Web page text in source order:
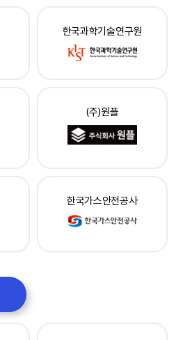
한국과학기술연구원
(주)원플
한국가스안전공사